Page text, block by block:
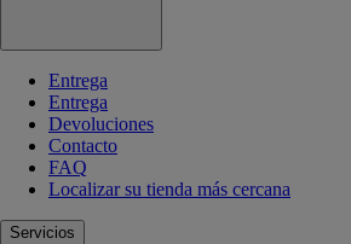
Entrega
Entrega
Devoluciones
Contacto
FAQ
Localizar su tienda más cercana
Servicios